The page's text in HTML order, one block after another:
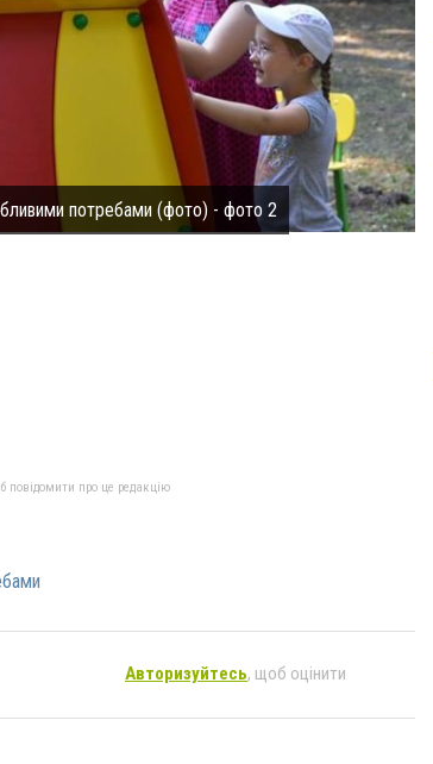
потребами (фото) - фото 2
повідомити про це редакцію
Авторизуйтесь, щоб оцінити